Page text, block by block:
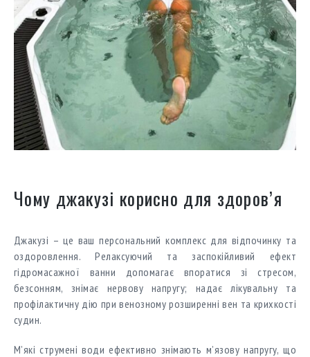
Чому джакузі корисно для здоров’я
Джакузі – це ваш персональний комплекс для відпочинку та
оздоровлення. Релаксуючий та заспокійливий ефект
гідромасажної ванни допомагає впоратися зі стресом,
безсонням, знімає нервову напругу; надає лікувальну та
профілактичну дію при венозному розширенні вен та крихкості
судин.
М’які струмені води ефективно знімають м’язову напругу, що